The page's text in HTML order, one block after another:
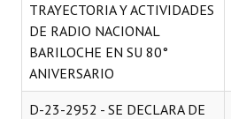
Constitución Provincial
Carta Orgánica 2007
Reglamento Interno
TRAYECTORIA Y ACTIVIDADES
DE RADIO NACIONAL
BARILOCHE EN SU 80°
ANIVERSARIO
D-23-2952 - SE DECLARA DE